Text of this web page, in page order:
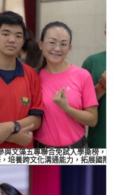
與文藻五專聯合免試入學撕榜，順利錄
培養跨文化溝通能力，拓展國際發展視